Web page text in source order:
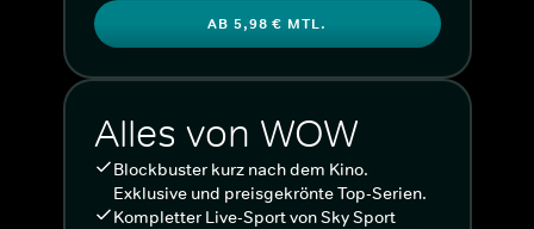
AB 5,98 € MTL.
Alles von WOW
Blockbuster kurz nach dem Kino.
Exklusive und preisgekrönte Top-Serien.
Kompletter Live-Sport von Sky Sport